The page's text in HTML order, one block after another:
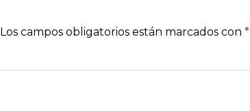
Los campos obligatorios están marcados con *